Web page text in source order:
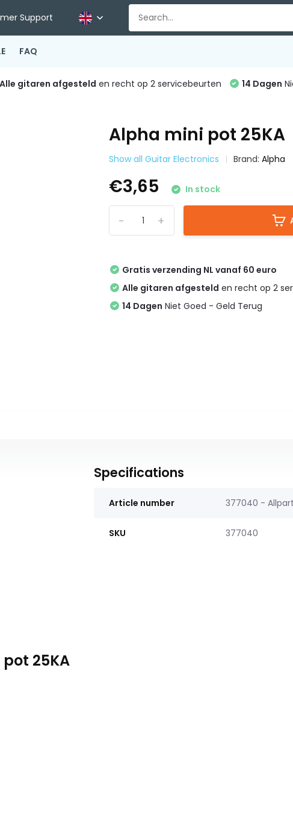
Support
FAQ
Alle gitaren afgesteld en recht op 2 servicebeurten 14 Dagen
Alpha mini pot 25KA
Show all Guitar Electronics Brand:Alpha
€3,65 In stock
+
-
Gratis verzending NL vanaf 60 euro
Alle gitaren afgesteld en recht op 2
14 Dagen Niet Goed - Geld Terug
Specifications
Article number 377040 -
SKU 377040
25KA